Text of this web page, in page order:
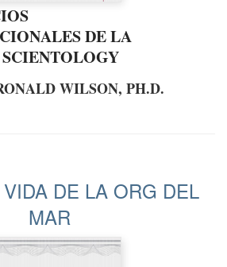
DE LA
WILSON, PH.D.
DE LA ORG DEL
MAR